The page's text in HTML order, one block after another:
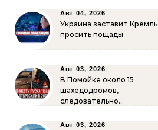
Авг 04, 2026
Украина заставит Кремль
просить пощады
Авг 03, 2026
В Помойке около 15
шахедодромов,
следовательно…
Авг 03, 2026